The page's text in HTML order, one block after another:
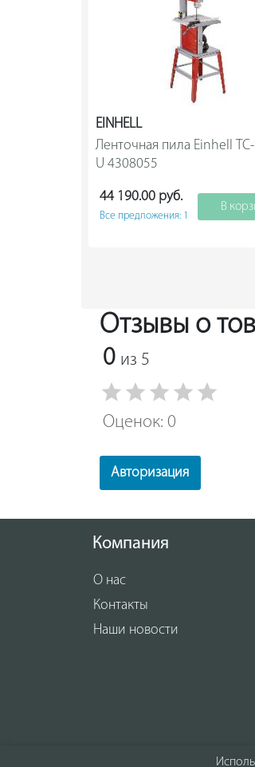
EINHELL
Ленточная пила Einhell TC-
44 190.00 руб.
Все предложения: 1
В
Отзывы о
0 из 5
Оценок: 0
Авторизация
Компания
О нас
Контакты
Наши новости